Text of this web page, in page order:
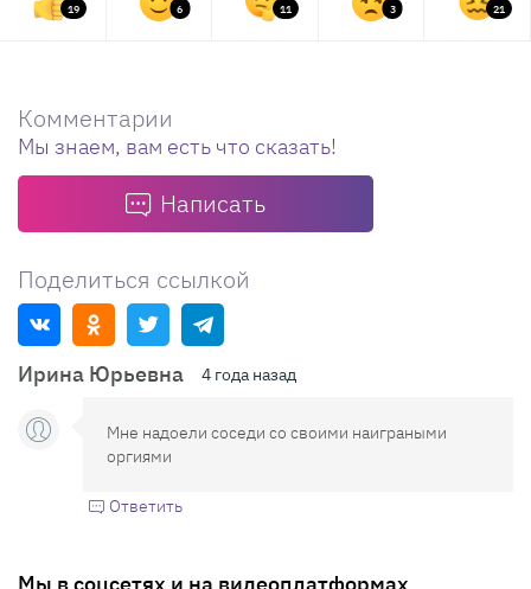
19 6 11 3 21
Комментарии
Мы знаем, вам есть что сказать!
Написать
Поделиться ссылкой
Ирина Юрьевна 4 года назад
Мне надоели соседи со своими наиграными
оргиями
Ответить
Мы в соцсетях и на видеоплатформах